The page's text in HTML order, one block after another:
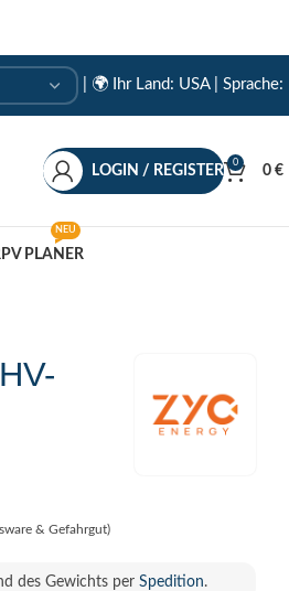
🌍 Ihr Land: USA| Sprache:
LOGIN / REGISTER
0
0 €
PV PLANER
NEU
& Gefahrgut)
des Gewichts per Spedition.